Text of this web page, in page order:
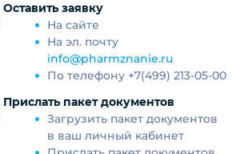
Оставить заявку
На сайте
На эл. почту
info@pharmznanie.ru
По телефону +7(499) 213‑05‑00
Прислать пакет документов
Загрузить пакет документов
в ваш личный кабинет